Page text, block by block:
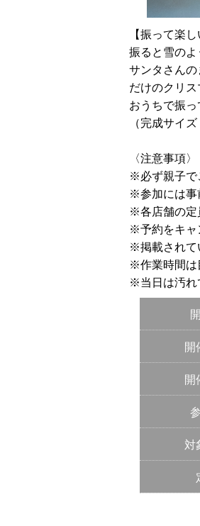
【振って楽
振ると雪のよ
サンタさん
だけのクリス
おうちで振っ
（完成サイ
〈注意事項〉
※必ず親子で
※参加には事
※各店舗の定
※予約をキャ
※掲載されて
※作業時間は
※当日は汚れ
開
開
対